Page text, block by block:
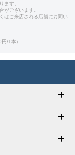
ます。
がございます。
はご来店される店舗にお問い
円/1本)